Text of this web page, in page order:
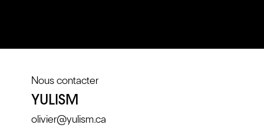
Nous contacter
YULISM
olivier@yulism.ca